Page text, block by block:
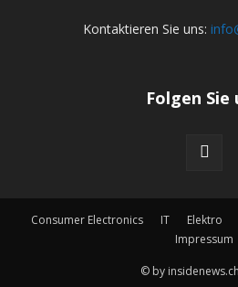
Kontaktieren Sie uns:
Folgen Sie
Consumer Electronics IT Elektro
Impressum
© by